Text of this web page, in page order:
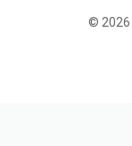
© 2026